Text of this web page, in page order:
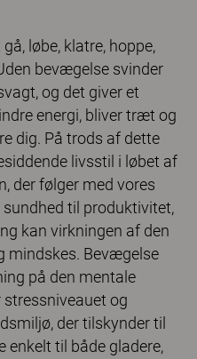
løbe, klatre, hoppe,
bevægelse svinder
og det giver et
energi, bliver træt og
dig. På trods af dette
livsstil i løbet af
der følger med vores
til produktivitet,
kan virkningen af den
mindskes. Bevægelse
på den mentale
stressniveauet og
der tilskynder til
enkelt til både gladere,